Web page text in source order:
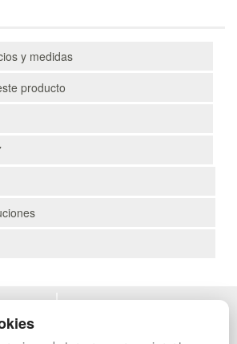
y medidas
producto